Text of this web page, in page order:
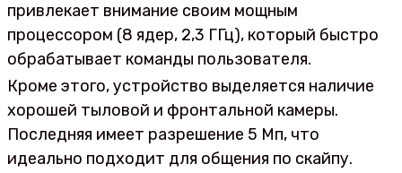
привлекает внимание своим мощным
процессором (8 ядер, 2,3 ГГц), который быстро
обрабатывает команды пользователя.
Кроме этого, устройство выделяется наличие
хорошей тыловой и фронтальной камеры.
Последняя имеет разрешение 5 Мп, что
идеально подходит для общения по скайпу.